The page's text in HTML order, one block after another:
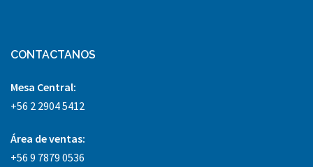
CONTACTANOS
Mesa Central:
+56 2 2904 5412
Área de ventas:
+56 9 7879 0536